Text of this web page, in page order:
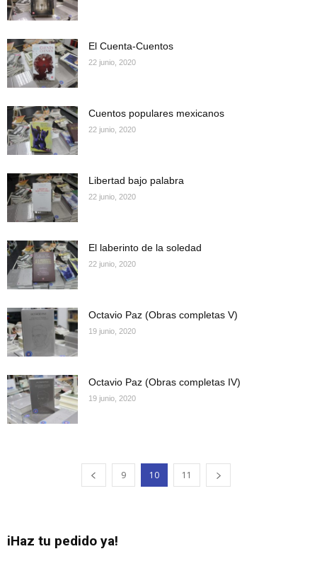
El Cuenta-Cuentos
22 junio, 2020
Cuentos populares mexicanos
22 junio, 2020
Libertad bajo palabra
22 junio, 2020
El laberinto de la soledad
22 junio, 2020
Octavio Paz (Obras completas V)
19 junio, 2020
Octavio Paz (Obras completas IV)
19 junio, 2020
9 10 11
iHaz tu pedido ya!